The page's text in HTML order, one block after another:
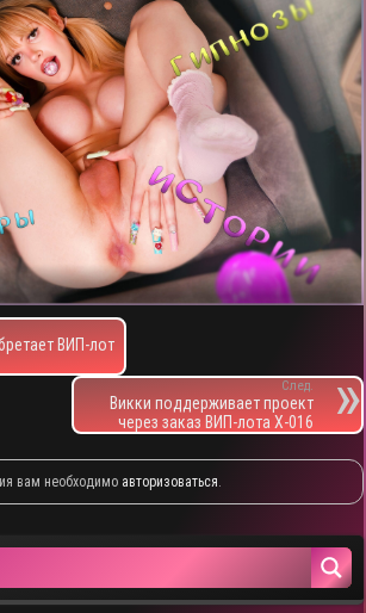
ВИП-лот
След.
Викки поддерживает проект
через заказ ВИП-лота X-016
вам необходимо авторизоваться